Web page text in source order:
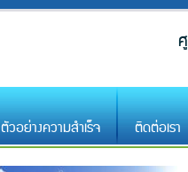
ตัวอย่างความสำเร็จ ติดต่อเรา